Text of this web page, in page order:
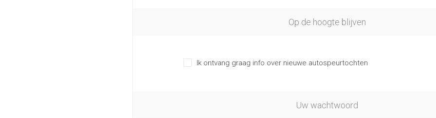
Op de hoogte blijven
Ik ontvang graag info over nieuwe autospeurtochten
Uw wachtwoord